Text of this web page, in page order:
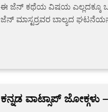
ಈ ಜೆನ್ ಕಥೆಯ ವಿಷಯ ಎಲ್ಲದಕ್ಕೂ
ಜೆನ್ ಮಾಸ್ಟರ್ರವರ ಬಾಲ್ಯದ
ಕನ್ನಡ ವಾಟ್ಸಾಪ್